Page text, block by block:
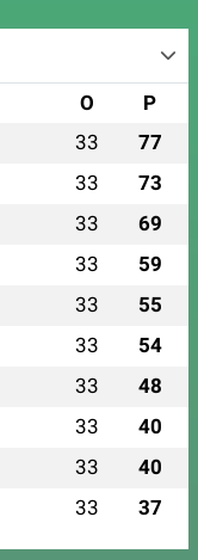
O P
33 77
33 73
33 69
33 59
33 55
33 54
33 48
33 40
33 40
33 37